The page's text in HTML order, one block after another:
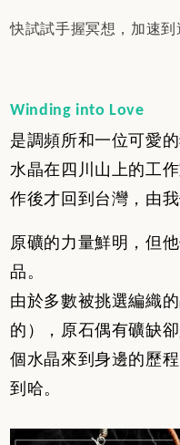
快試試手握冥想，加速到
Winding into Love
是調頻所和一位可愛
水晶在四川山上的工
作後才回到台灣，由我
原礦的力量鮮明，但
品。
由於多數被挑選編織
的）， 原石偶有礦缺
個水晶來到身邊的歷
到哈。